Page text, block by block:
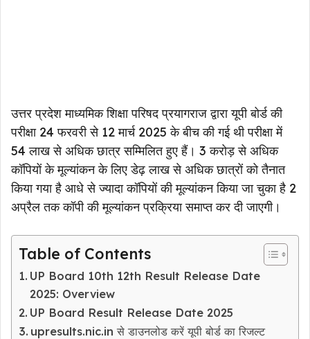
उत्तर प्रदेश माध्यमिक शिक्षा परिषद प्रयागराज द्वारा यूपी बोर्ड की
परीक्षा 24 फरवरी से 12 मार्च 2025 के बीच की गई थी परीक्षा में
54 लाख से अधिक छात्र सम्मिलित हुए हैं। 3 करोड़ से अधिक
कॉपियों के मूल्यांकन के लिए डेढ़ लाख से अधिक छात्रों को तैनात
किया गया है आधे से ज्यादा कॉपियों की मूल्यांकन किया जा चुका है 2
अप्रैल तक कॉपी की मूल्यांकन प्रक्रिया समाप्त कर दी जाएगी।
Table of Contents
UP Board 10th 12th Result Release Date
2025: Overview
UP Board Result Release Date 2025
upresults.nic.in से डाउनलोड करें यूपी बोर्ड का रिजल्ट